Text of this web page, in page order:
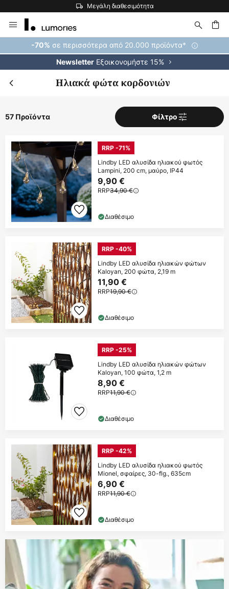
Η μεγαλύτερη επιλογή εμπορικών σημάτων στην Ευρώπη
Μετάβαση
στο
περιεχόμενο
-70% σε περισσότερα από 20.000 προϊόντα*
Newsletter Εξοικονομήστε 15%
Ηλιακά φώτα κορδονιών
57 Προϊόντα Φίλτρο
RRP -71%
Lindby LED αλυσίδα ηλιακού φωτός
Lampini, 200 cm, μαύρο, IP44
9,90 €
RRP34,90 €
Διαθέσιμο
RRP -40%
Lindby LED αλυσίδα ηλιακών φώτων
Kaloyan, 200 φώτα, 2,19 m
11,90 €
RRP19,90 €
Διαθέσιμο
RRP -25%
Lindby LED αλυσίδα ηλιακών φώτων
Kaloyan, 100 φώτα, 1,2 m
8,90 €
RRP11,90 €
Διαθέσιμο
RRP -42%
Lindby LED αλυσίδα ηλιακού φωτός
Mionel, σφαίρες, 30-flg., 635cm
6,90 €
RRP11,90 €
Διαθέσιμο